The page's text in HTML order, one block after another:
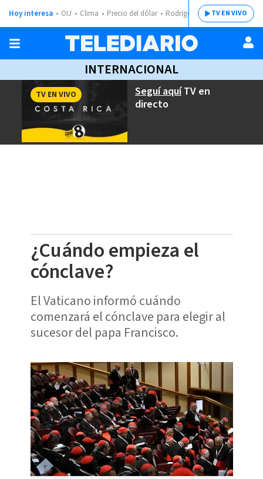
Hoy interesa OIJ Clima Precio del dólar Rodrigo ChavesTV EN VIVO
INTERNACIONAL
Seguí aquíTV en
directo
TV EN VIVO
¿Cuándo empieza el
cónclave?
El Vaticano informó cuándo
comenzará el cónclave para elegir al
sucesor del papa Francisco.